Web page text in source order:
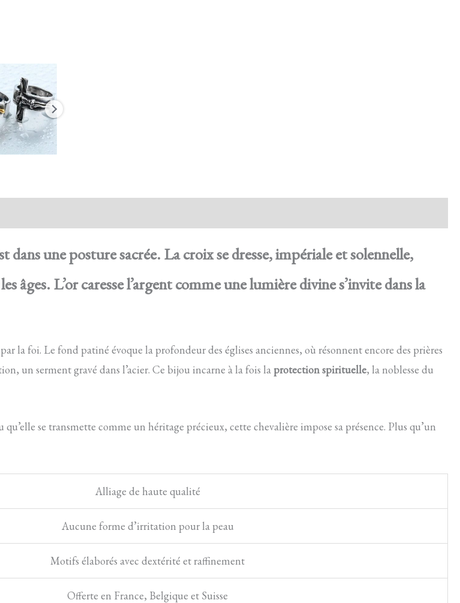
dans une posture sacrée. La croix se dresse, impériale et solennelle,
L’or caresse l’argent comme une lumière divine s’invite dans la
la foi. Le fond patiné évoque la profondeur des églises anciennes, où résonnent encore des prières
un serment gravé dans l’acier. Ce bijou incarne à la fois laprotection spirituelle, la noblesse du
se transmette comme un héritage précieux, cette chevalière impose sa présence. Plus qu’un
Alliage de haute qualité
Aucune forme d’irritation pour la peau
Motifs élaborés avec dextérité et raffinement
Offerte en France, Belgique et Suisse